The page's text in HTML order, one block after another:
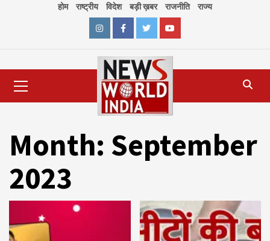
होम राष्ट्रीय विदेश बड़ी ख़बर राजनीति राज्य
InstagramFacebookTwitterYoutube
Menu
Month: September
2023